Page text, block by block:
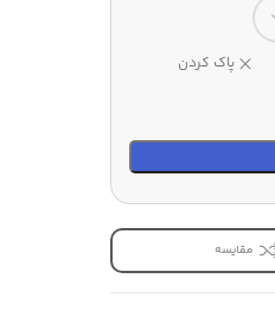
پاک کردن
مقایسه